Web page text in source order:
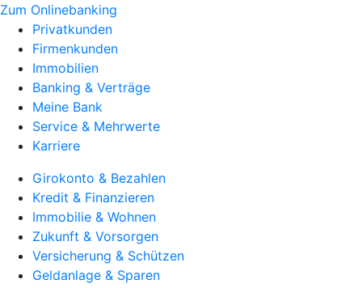
Zum Onlinebanking
Privatkunden
Firmenkunden
Immobilien
Banking & Verträge
Meine Bank
Service & Mehrwerte
Karriere
Girokonto & Bezahlen
Kredit & Finanzieren
Immobilie & Wohnen
Zukunft & Vorsorgen
Versicherung & Schützen
Geldanlage & Sparen